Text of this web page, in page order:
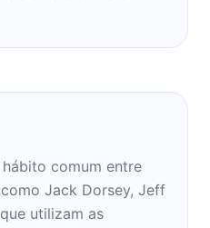
comum entre
Jack Dorsey, Jeff
utilizam as